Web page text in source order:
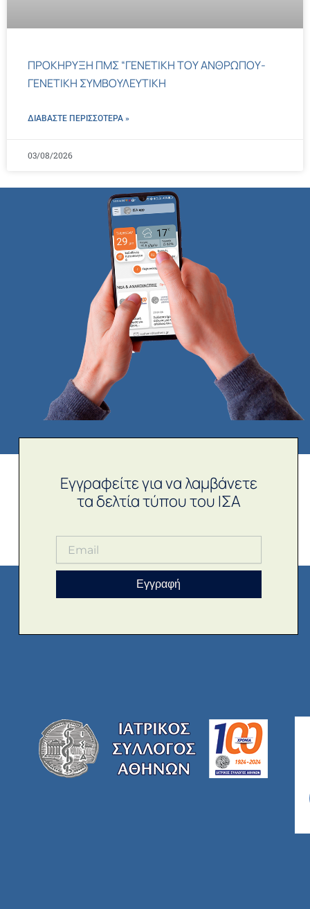
ΠΡΟΚΗΡΥΞΗ ΠΜΣ “ΓΕΝΕΤΙΚΗ ΤΟΥ ΑΝΘΡΩΠΟΥ-
ΓΕΝΕΤΙΚΗ ΣΥΜΒΟΥΛΕΥΤΙΚΗ
ΔΙΑΒΑΣΤΕ ΠΕΡΙΣΣΌΤΕΡΑ »
03/08/2026
Εγγραφείτε για να λαμβάνετε
τα δελτία τύπου του ΙΣΑ
Εγγραφή